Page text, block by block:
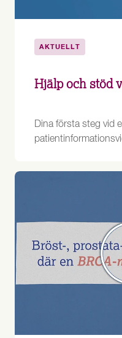
AKTUELLT
Hjälp och stöd
Dina första steg vid